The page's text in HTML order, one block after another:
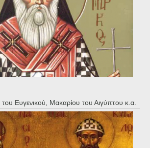
Ευγενικού, Μακαρίου του Αιγύπτου κ.α.